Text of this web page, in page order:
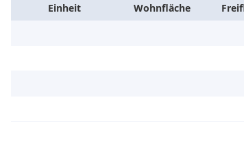
Einheit Wohn­fläche